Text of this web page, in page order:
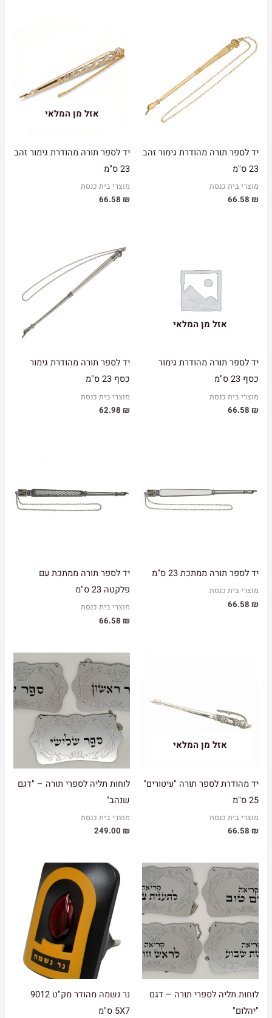
יד לספר תורה מהודרת גימור זהב
23 ס"מ
מוצרי בית כנסת
66.58 ₪
אזל מן המלאי
יד לספר תורה מהודרת גימור זהב
23 ס"מ
מוצרי בית כנסת
66.58 ₪
אזל מן המלאי
יד לספר תורה מהודרת גימור
כסף 23 ס"מ
מוצרי בית כנסת
66.58 ₪
יד לספר תורה מהודרת גימור
כסף 23 ס"מ
מוצרי בית כנסת
62.98 ₪
יד לספר תורה ממתכת 23 ס"מ
מוצרי בית כנסת
66.58 ₪
יד לספר תורה ממתכת עם
פלקטה 23 ס"מ
מוצרי בית כנסת
66.58 ₪
אזל מן המלאי
יד מהודרת לספר תורה "עיטורים"
25 ס"מ
מוצרי בית כנסת
66.58 ₪
לוחות תליה לספרי תורה – "דגם
שנהב"
מוצרי בית כנסת
249.00 ₪
לוחות תליה לספרי תורה – דגם
"יהלום"
נר נשמה מהודר מק"ט 9012
5X7 ס"מ